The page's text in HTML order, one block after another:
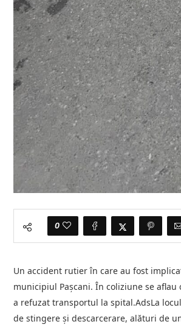
0
Un accident rutier în care au fost
municipiul Pașcani. În coliziune se
a refuzat transportul la spital.AdsLa
de stingere și descarcerare, alături de